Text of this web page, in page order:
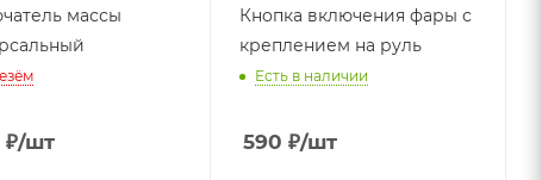
массы
₽/шт
Кнопка включения фары с
креплением на руль
Есть в наличии
590 ₽/шт